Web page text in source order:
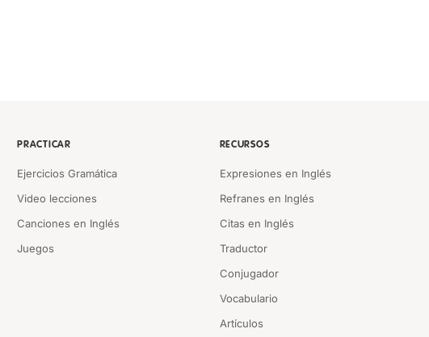
PRACTICAR
Ejercicios Gramática
Video lecciones
Canciones en Inglés
Juegos
RECURSOS
Expresiones en Inglés
Refranes en Inglés
Citas en Inglés
Traductor
Conjugador
Vocabulario
Artículos